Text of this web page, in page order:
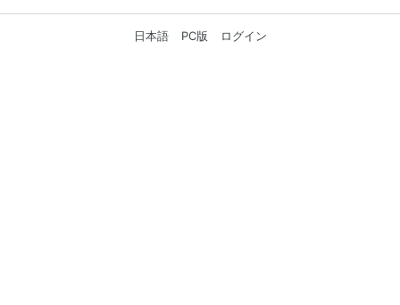
日本語 PC版 ログイン